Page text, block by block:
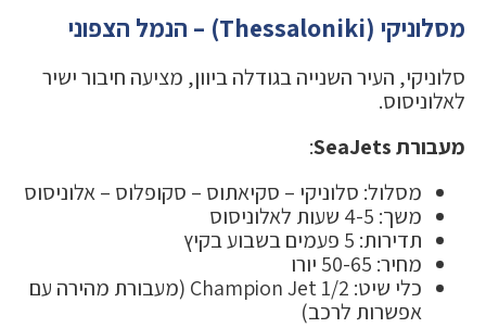
מסלוניקי (Thessaloniki) – הנמל הצפוני
סלוניקי, העיר השנייה בגודלה ביוון, מציעה חיבור ישיר
לאלוניסוס.
מעבורת SeaJets
:
מסלול: סלוניקי – סקיאתוס – סקופלוס – אלוניסוס
משך: 4-5 שעות לאלוניסוס
תדירות: 5 פעמים בשבוע בקיץ
מחיר: 50-65 יורו
כלי שיט: Champion Jet 1/2 (מעבורת מהירה עם
אפשרות לרכב)